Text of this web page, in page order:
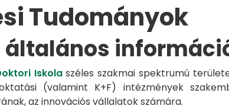
Tudományok
Iskolaszéles szakmai spektrumú
(valamint K+F) intézmények
az innovációs vállalatok számára.